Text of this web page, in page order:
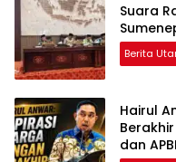
Suara
Berita
Hairul
dan